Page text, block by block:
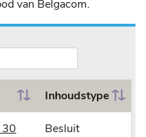
van Belgacom.
Inhoudstype
30
Besluit